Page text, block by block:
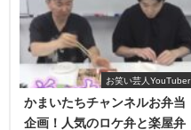
ヒカキンのボディを打つ！！
お笑い芸人YouTuber
かまいたちチャンネルお弁当
企画！人気のロケ弁と楽屋弁